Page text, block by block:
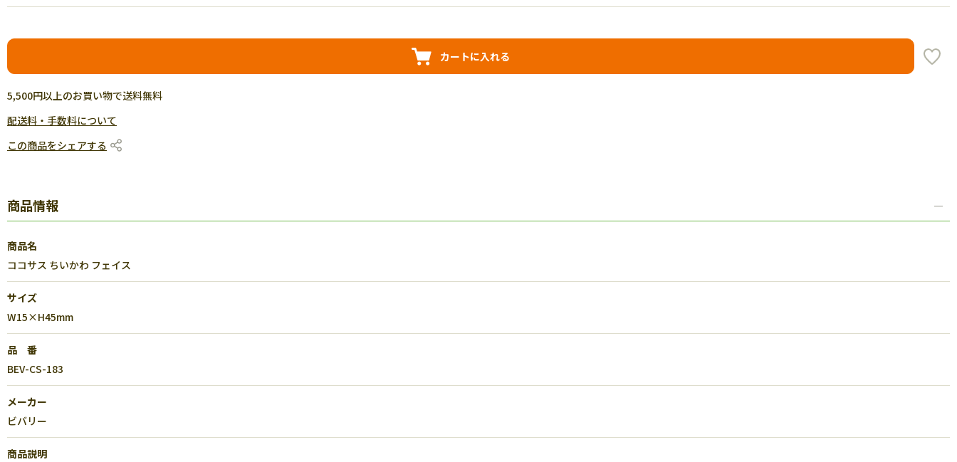
カートに入れる
5,500円以上のお買い物で送料無料
配送料・手数料について
この商品をシェアする
商品情報
商品名
ココサス ちいかわ フェイス
サイズ
W15×H45mm
品 番
BEV-CS-183
メーカー
ビバリー
商品説明